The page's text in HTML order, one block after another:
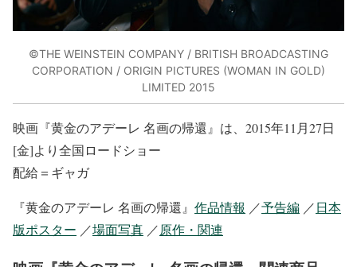
©THE WEINSTEIN COMPANY / BRITISH BROADCASTING
CORPORATION / ORIGIN PICTURES (WOMAN IN GOLD)
LIMITED 2015
映画『黄金のアデーレ 名画の帰還』は、2015年11月27日
[金]より全国ロードショー
配給＝ギャガ
『黄金のアデーレ 名画の帰還』 作品情報 ／予告編 ／日本
版ポスター ／場面写真 ／原作・関連